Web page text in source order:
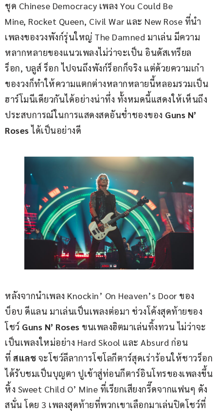
ชุด Chinese Democracy เพลง You Could Be
Mine, Rocket Queen, Civil War และ New Rose ที่นำ
เพลงของวงพังก์รุ่นใหญ่ The Damned มาเล่น มีความ
หลากหลายของแนวเพลงไม่ว่าจะเป็น อินดัสเทรียล
ร็อก, บลูส์ ร็อก ไปจนถึงพังก์ร็อกก็จริง แต่ด้วยความเก๋า
ของวงก็ทำให้ความแตกต่างหลากหลายนี้หลอมรวมเป็น
ฮาร์โมนีเดียวกันได้อย่างน่าทึ่ง ทั้งหมดนี้แสดงให้เห็นถึง
ประสบการณ์ในการแสดงสดอันช่ำชองของ Guns N’
Roses ได้เป็นอย่างดี
หลังจากนำเพลง Knockin’ On Heaven’s Door ของ
บ็อบ ดีแลน มาเล่นเป็นเพลงต่อมา ช่วงโค้งสุดท้ายของ
โชว์ Guns N’ Roses ขนเพลงฮิตมาเล่นทิ้งทวน ไม่ว่าจะ
เป็นเพลงใหม่อย่าง Hard Skool และ Absurd ก่อน
ที่ สแลช จะโชว์ลีลาการโซโลกีตาร์สุดเร่าร้อนให้ชาวร็อก
ได้รับชมเป็นบุญตา ปูเข้าสู่ท่อนกีตาร์อินโทรของเพลงขึ้น
หิ้ง Sweet Child O’ Mine ที่เรียกเสียงกรี๊ดจากแฟนๆ ดัง
สนั่น โดย 3 เพลงสุดท้ายที่พวกเขาเลือกมาเล่นปิดโชว์ที่